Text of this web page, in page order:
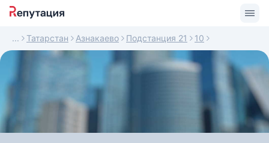
Татарстан Азнакаево Подстанция 21 10